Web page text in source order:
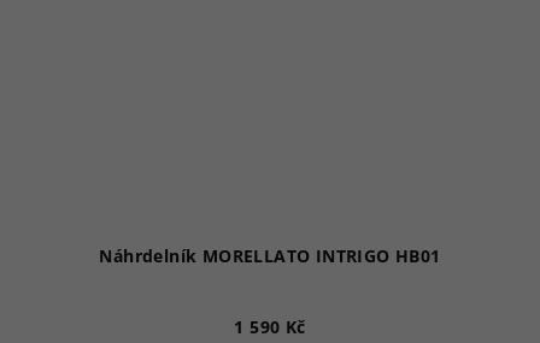
Náhrdelník MORELLATO INTRIGO HB01
1 590 Kč